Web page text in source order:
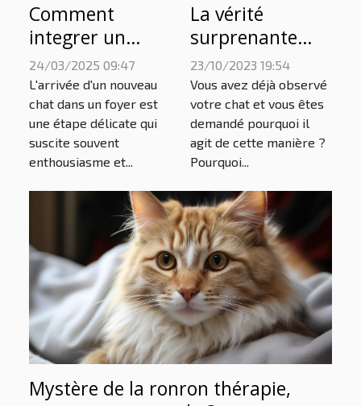
Comment
integrer un
nouveau chat
dans votre foyer
conseils pour
une
cohabitation
24/03/2025 09:47
L'arrivée d'un nouveau
chat dans un foyer est
une étape délicate qui
suscite souvent
enthousiasme et...
La vérité
surprenante
derrière le
comportement
de votre chat
23/10/2023 19:54
Vous avez déjà observé
votre chat et vous êtes
demandé pourquoi il
agit de cette manière ?
Pourquoi...
Mystère de la ronron thérapie,